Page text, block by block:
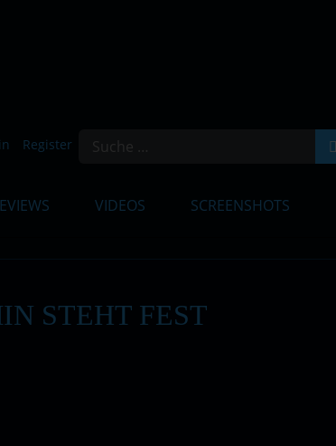
Register
VIDEOS SCREENSHOTS
STEHT FEST